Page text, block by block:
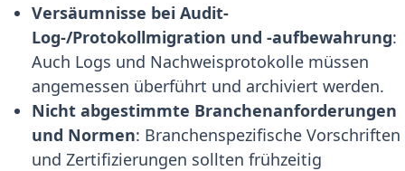
Versäumnisse bei Audit-
Log-/Protokollmigration und -aufbewahrung:
Auch Logs und Nachweisprotokolle müssen
angemessen überführt und archiviert werden.
Nicht abgestimmte Branchenanforderungen
und Normen: Branchenspezifische Vorschriften
und Zertifizierungen sollten frühzeitig